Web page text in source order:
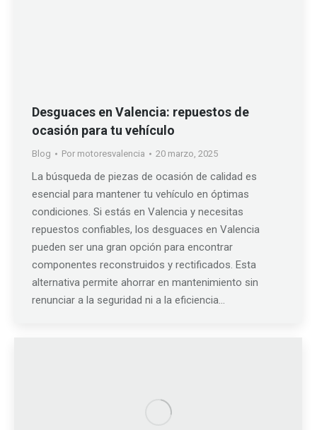
Desguaces en Valencia: repuestos de
ocasión para tu vehículo
Blog Por motoresvalencia 20 marzo, 2025
La búsqueda de piezas de ocasión de calidad es
esencial para mantener tu vehículo en óptimas
condiciones. Si estás en Valencia y necesitas
repuestos confiables, los desguaces en Valencia
pueden ser una gran opción para encontrar
componentes reconstruidos y rectificados. Esta
alternativa permite ahorrar en mantenimiento sin
renunciar a la seguridad ni a la eficiencia…